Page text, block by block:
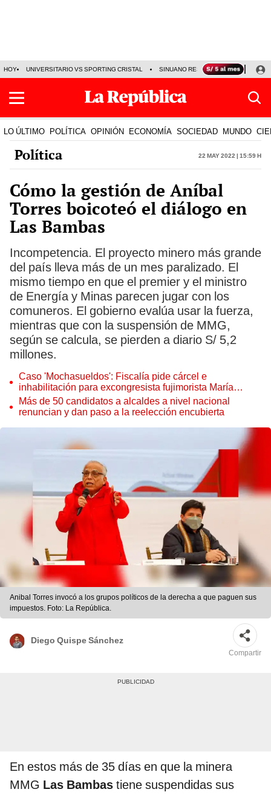
HOY UNIVERSITARIO VS SPORTING CRISTAL SINUANO RESULTADOS HOY
LO ÚLTIMO POLÍTICA OPINIÓN ECONOMÍA SOCIEDAD MUNDO
Política 22 May 2022 | 15:59 h
Cómo la gestión de Aníbal
Torres boicoteó el diálogo en
Las Bambas
Incompetencia. El proyecto minero más grande
del país lleva más de un mes paralizado. El
mismo tiempo en que el premier y el ministro
de Energía y Minas parecen jugar con los
comuneros. El gobierno evalúa usar la fuerza,
mientras que con la suspensión de MMG,
según se calcula, se pierden a diario S/ 5,2
millones.
Caso 'Mochasueldos': Fiscalía pide cárcel e
inhabilitación para excongresista fujimorista María
Cordero Jon Tay
Más de 50 candidatos a alcaldes a nivel nacional
renuncian y dan paso a la reelección encubierta
Anibal Torres invocó a los grupos políticos de la derecha a que paguen sus
impuestos. Foto: La República.
Diego Quispe Sánchez
Compartir
En estos más de 35 días en que la minera
MMG Las Bambas tiene suspendidas sus